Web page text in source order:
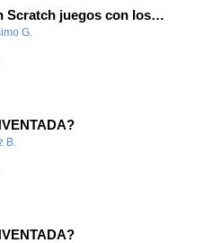
Programa con Scratch juegos con los partidos del mundial 2026 ganados por España
G.
B.